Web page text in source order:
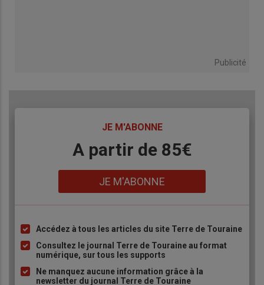
Publicité
JE M'ABONNE
A partir de 85€
JE M'ABONNE
Liste
à
puce
Accédez à tous les articles du site Terre de Touraine
Consultez le journal Terre de Touraine au format
numérique, sur tous les supports
Ne manquez aucune information grâce à la
newsletter du journal Terre de Touraine